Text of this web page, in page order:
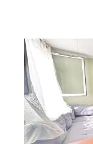
NANTES 44
62,30 m
, 4
Ref : 3221
161